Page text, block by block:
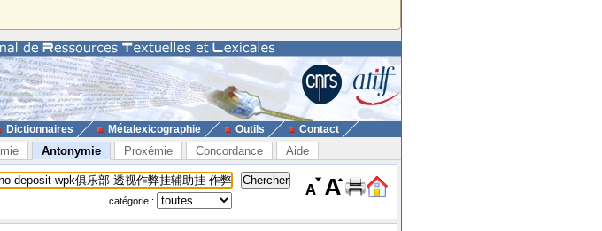
Dictionnaires Métalexicographie Outils Contact
Antonymie Proxémie Concordance Aide
catégorie :